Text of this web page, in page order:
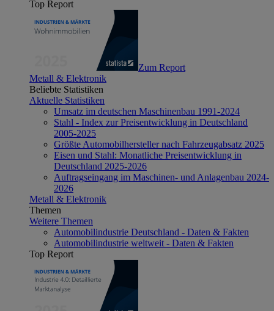
Top Report
Zum Report
Metall & Elektronik
Beliebte Statistiken
Aktuelle Statistiken
Umsatz im deutschen Maschinenbau 1991-2024
Stahl - Index zur Preisentwicklung in Deutschland
2005-2025
Größte Automobilhersteller nach Fahrzeugabsatz 2025
Eisen und Stahl: Monatliche Preisentwicklung in
Deutschland 2025-2026
Auftragseingang im Maschinen- und Anlagenbau 2024-
2026
Metall & Elektronik
Themen
Weitere Themen
Automobilindustrie Deutschland - Daten & Fakten
Automobilindustrie weltweit - Daten & Fakten
Top Report